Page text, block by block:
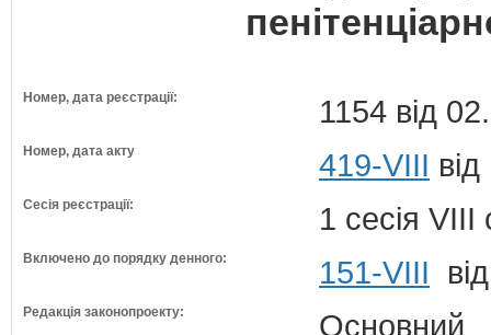
Номер, дата реєстрації: 1154 від
Номер, дата акту 419-VIII
Сесія реєстрації: 1 сесія VIII
Включено до порядку денного: 151-VIII
Редакція законопроекту: Основний